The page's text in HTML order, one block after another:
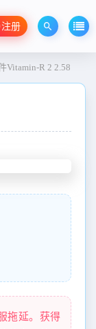
册
Vitamin-R 2 2.58
拖延。获得